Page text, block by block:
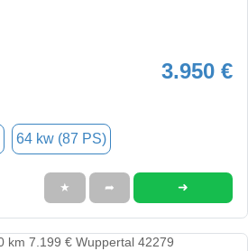
3.950 €
64 kw (87 PS)
★ ➦ ➜